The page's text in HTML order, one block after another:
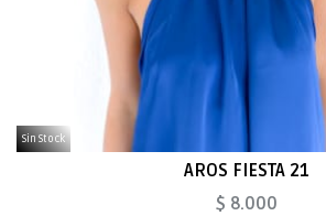
Sin Stock
AROS FIESTA 21
$ 8.000